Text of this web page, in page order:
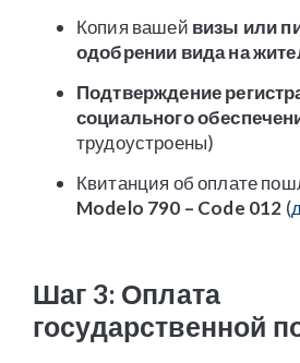
Копия вашей визы или
одобрении вида на
Подтверждение
социального
трудоустроены)
Квитанция об оплате
Modelo 790 – Code 012 (
Шаг 3: Оплата
государственной